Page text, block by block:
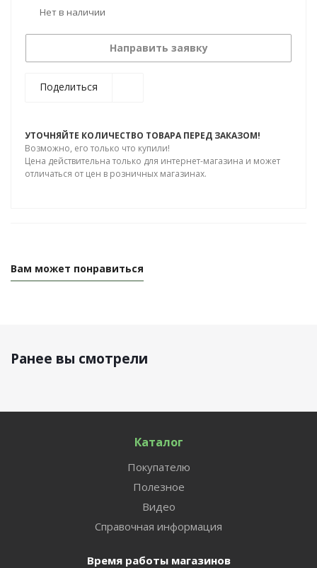
Нет в наличии
Направить заявку
Поделиться
УТОЧНЯЙТЕ КОЛИЧЕСТВО ТОВАРА ПЕРЕД ЗАКАЗОМ!
Возможно, его только что купили!
Цена действительна только для интернет-магазина и может
отличаться от цен в розничных магазинах.
Вам может понравиться
Ранее вы смотрели
Каталог
Покупателю
Полезное
Видео
Справочная информация
Время работы магазинов